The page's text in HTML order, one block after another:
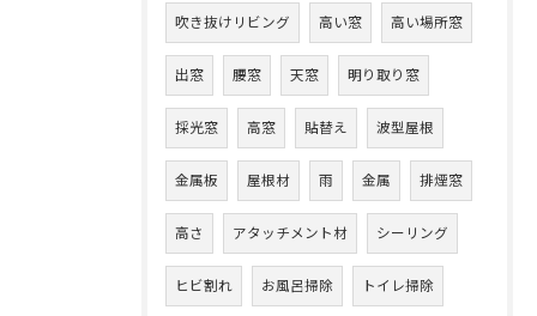
吹き抜けリビング 高い窓 高い場所窓
出窓 腰窓 天窓 明り取り窓
採光窓 高窓 貼替え 波型屋根
金属板 屋根材 雨 金属 排煙窓
高さ アタッチメント材 シーリング
ヒビ割れ お風呂掃除 トイレ掃除